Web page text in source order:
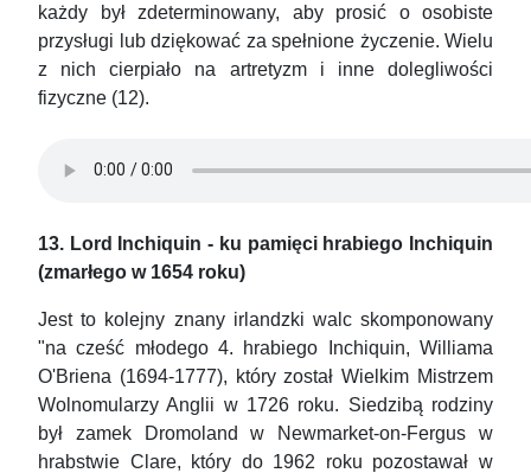
każdy był zdeterminowany, aby prosić o osobiste
przysługi lub dziękować za spełnione życzenie. Wielu
z nich cierpiało na artretyzm i inne dolegliwości
fizyczne (12).
13. Lord Inchiquin - ku pamięci hrabiego Inchiquin
(zmarłego w 1654 roku)
Jest to kolejny znany irlandzki walc skomponowany
"na cześć młodego 4. hrabiego Inchiquin, Williama
O'Briena (1694-1777), który został Wielkim Mistrzem
Wolnomularzy Anglii w 1726 roku. Siedzibą rodziny
był zamek Dromoland w Newmarket-on-Fergus w
hrabstwie Clare, który do 1962 roku pozostawał w